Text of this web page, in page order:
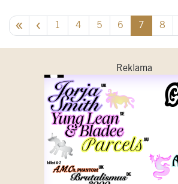
1 4 5 6 7 8
Reklama